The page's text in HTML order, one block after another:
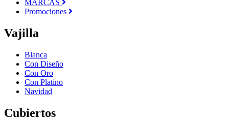
MARCAS
Promociones
Vajilla
Blanca
Con Diseño
Con Oro
Con Platino
Navidad
Cubiertos